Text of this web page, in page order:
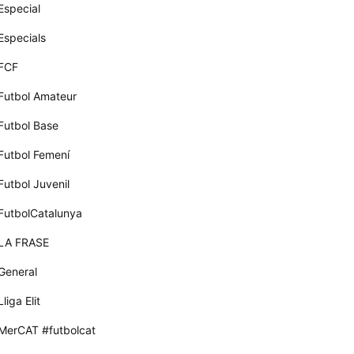
Amateur
Base
Femení
Juvenil
FRASE
Elit
#futbolcat